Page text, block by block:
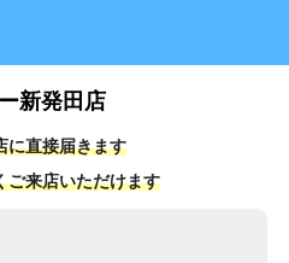
新発田店
に直接届きます
ご来店いただけます